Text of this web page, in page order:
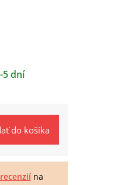
5 dní
do košíka
na